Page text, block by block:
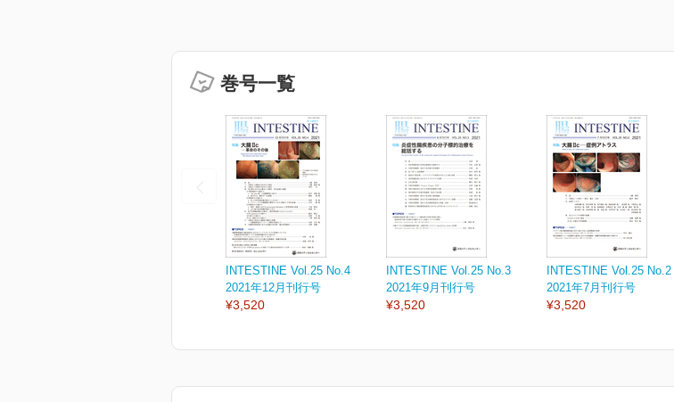
巻号一覧
INTESTINE Vol.25 No.4
2021年12月刊行号
¥3,520
INTESTINE Vol.25 No.3
2021年9月刊行号
¥3,520
INTESTINE Vol.25 No.2
2021年7月刊行号
¥3,520